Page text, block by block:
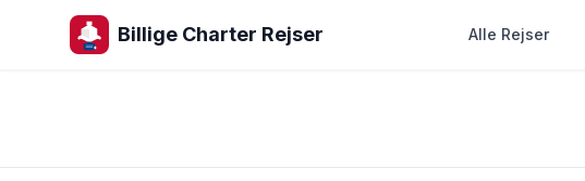
Billige Charter Rejser Alle Rejser